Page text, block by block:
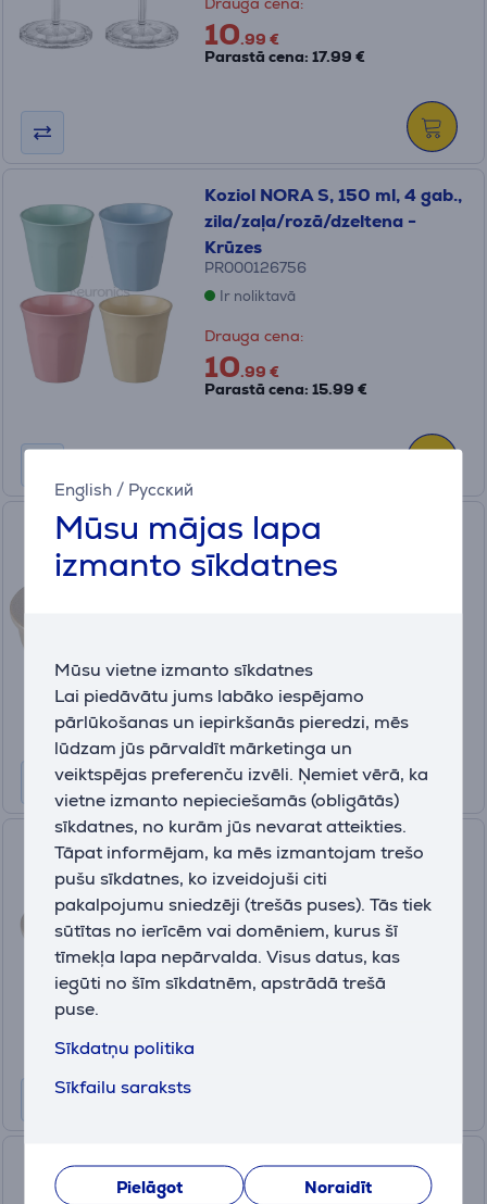
English / Русский
Mūsu mājas lapa
izmanto sīkdatnes
Mūsu vietne izmanto sīkdatnes
Lai piedāvātu jums labāko iespējamo
pārlūkošanas un iepirkšanās pieredzi, mēs
lūdzam jūs pārvaldīt mārketinga un
veiktspējas preferenču izvēli. Ņemiet vērā, ka
vietne izmanto nepieciešamās (obligātās)
sīkdatnes, no kurām jūs nevarat atteikties.
Tāpat informējam, ka mēs izmantojam trešo
pušu sīkdatnes, ko izveidojuši citi
pakalpojumu sniedzēji (trešās puses). Tās tiek
sūtītas no ierīcēm vai domēniem, kurus šī
tīmekļa lapa nepārvalda. Visus datus, kas
iegūti no šīm sīkdatnēm, apstrādā trešā
puse.
Sīkdatņu politika
Sīkfailu saraksts
Pielāgot
Noraidīt
10.99 €
Parastā cena: 17.99 €
Koziol NORA S, 150 ml, 4 gab.,
zila/zaļa/rozā/dzeltena -
Krūzes
PR000126756
Ir noliktavā
Drauga cena:
10.99 €
Parastā cena: 15.99 €
Koziol CONNECT BOX 1.3 L,
gaiši brūna - Trauks ar vāku
9.99 €
Parastā cena: 14.99 €
Koziol CONNECT BOX 1.3 L,
brūna - Trauks ar vāku
PR000126791
Ir noliktavā
9
Koziol CONNECT BOX 1.3 L,
zaļa - Trauks ar vāku